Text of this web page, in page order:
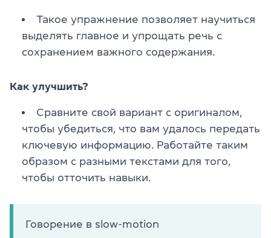
Такое упражнение позволяет научиться
выделять главное и упрощать речь с
сохранением важного содержания.
Как улучшить?
Сравните свой вариант с оригиналом,
чтобы убедиться, что вам удалось передать
ключевую информацию. Работайте таким
образом с разными текстами для того,
чтобы отточить навыки.
Говорение в slow-motion